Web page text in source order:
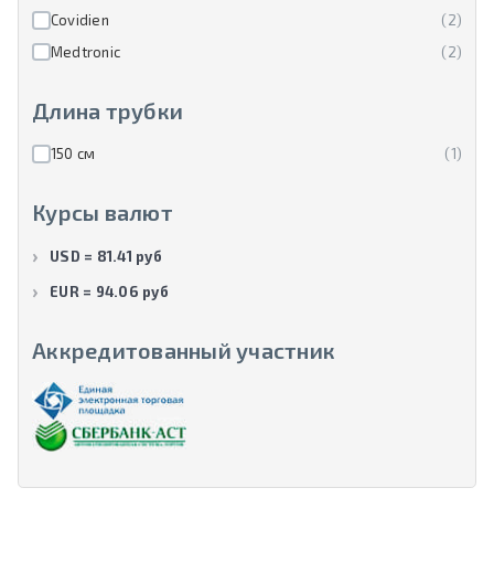
Covidien
(2)
Medtronic
(2)
Длина трубки
150 см (1)
Курсы валют
USD = 81.41 руб
EUR = 94.06 руб
Аккредитованный участник